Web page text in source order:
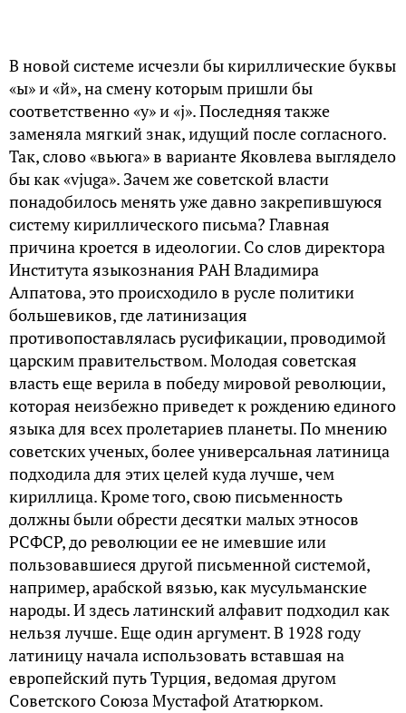
В новой системе исчезли бы кириллические буквы
«ы» и «й», на смену которым пришли бы
соответственно «y» и «j». Последняя также
заменяла мягкий знак, идущий после согласного.
Так, слово «вьюга» в варианте Яковлева выглядело
бы как «vjuga». Зачем же советской власти
понадобилось менять уже давно закрепившуюся
систему кириллического письма? Главная
причина кроется в идеологии. Со слов директора
Института языкознания РАН Владимира
Алпатова, это происходило в русле политики
большевиков, где латинизация
противопоставлялась русификации, проводимой
царским правительством. Молодая советская
власть еще верила в победу мировой революции,
которая неизбежно приведет к рождению единого
языка для всех пролетариев планеты. По мнению
советских ученых, более универсальная латиница
подходила для этих целей куда лучше, чем
кириллица. Кроме того, свою письменность
должны были обрести десятки малых этносов
РСФСР, до революции ее не имевшие или
пользовавшиеся другой письменной системой,
например, арабской вязью, как мусульманские
народы. И здесь латинский алфавит подходил как
нельзя лучше. Еще один аргумент. В 1928 году
латиницу начала использовать вставшая на
европейский путь Турция, ведомая другом
Советского Союза Мустафой Ататюрком.